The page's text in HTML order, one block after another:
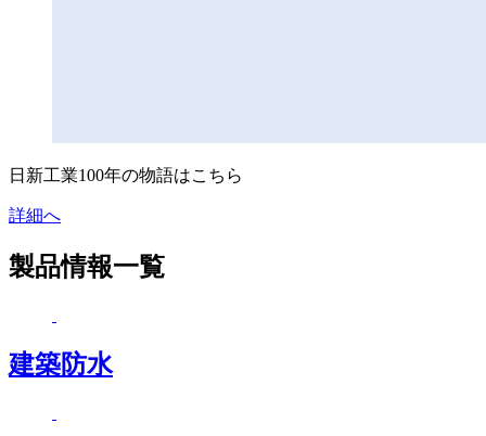
日新工業100年の物語はこちら
詳細へ
製品情報一覧
建築防水